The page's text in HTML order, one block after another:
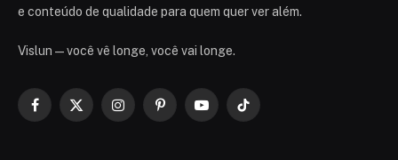
e conteúdo de qualidade para quem quer ver além.
Vislun — você vê longe, você vai longe.
Facebook
X
InstagramPinterestYouTubeTikTok